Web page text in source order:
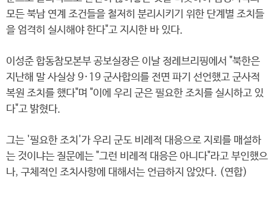
모든 북남 연계 조건들을 철저히 분리시키기 위한 단계별 조치들
을 엄격히 실시해야 한다"고 지시한 바 있다.
이성준 합동참모본부 공보실장은 이날 정례브리핑에서 "북한은
지난해 말 사실상 9·19 군사합의를 전면 파기 선언했고 군사적
복원 조치를 했다"며 "이에 우리 군은 필요한 조치를 실시하고 있
다"고 밝혔다.
그는 '필요한 조치'가 우리 군도 비례적 대응으로 지뢰를 매설하
는 것이냐는 질문에는 "그런 비례적 대응은 아니다"라고 부인했으
나, 구체적인 조치사항에 대해서는 언급하지 않았다. (연합)